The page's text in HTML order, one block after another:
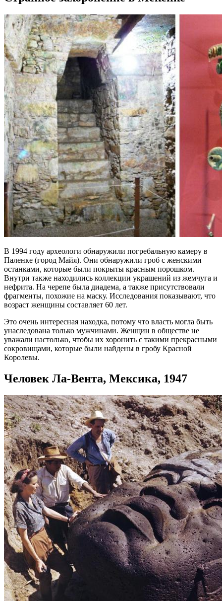
В 1994 году археологи обнаружили погребальную камеру в
Паленке (город Майя). Они обнаружили гроб с женскими
останками, которые были покрыты красным порошком.
Внутри также находились коллекции украшений из жемчуга и
нефрита. На черепе была диадема, а также присутствовали
фрагменты, похожие на маску. Исследования показывают, что
возраст женщины составляет 60 лет.
Это очень интересная находка, потому что власть могла быть
унаследована только мужчинами. Женщин в обществе не
уважали настолько, чтобы их хоронить с такими прекрасными
сокровищами, которые были найдены в гробу Красной
Королевы.
Человек Ла-Вента, Мексика, 1947